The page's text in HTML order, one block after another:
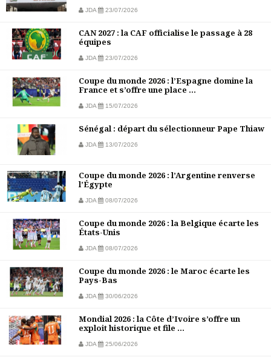
JDA 23/07/2026
CAN 2027 : la CAF officialise le passage à 28
équipes
JDA 23/07/2026
Coupe du monde 2026 : l’Espagne domine la
France et s’offre une place ...
JDA 15/07/2026
Sénégal : départ du sélectionneur Pape Thiaw
JDA 13/07/2026
Coupe du monde 2026 : l’Argentine renverse
l’Égypte
JDA 08/07/2026
Coupe du monde 2026 : la Belgique écarte les
États-Unis
JDA 08/07/2026
Coupe du monde 2026 : le Maroc écarte les
Pays-Bas
JDA 30/06/2026
Mondial 2026 : la Côte d’Ivoire s’offre un
exploit historique et file ...
JDA 25/06/2026